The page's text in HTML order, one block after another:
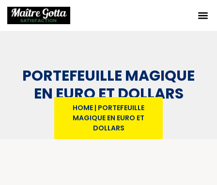
PORTEFEUILLE MAGIQUE
EN EURO ET DOLLARS
HOME | PORTEFEUILLE
MAGIQUE EN EURO ET
DOLLARS